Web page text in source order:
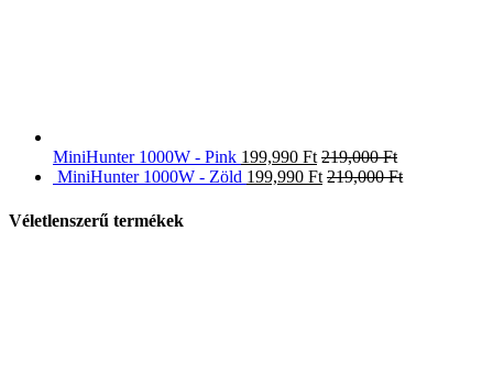
MiniHunter 1000W - Pink 199,990 Ft 219,000Ft
MiniHunter 1000W - Zöld 199,990 Ft 219,000Ft
Véletlenszerű termékek